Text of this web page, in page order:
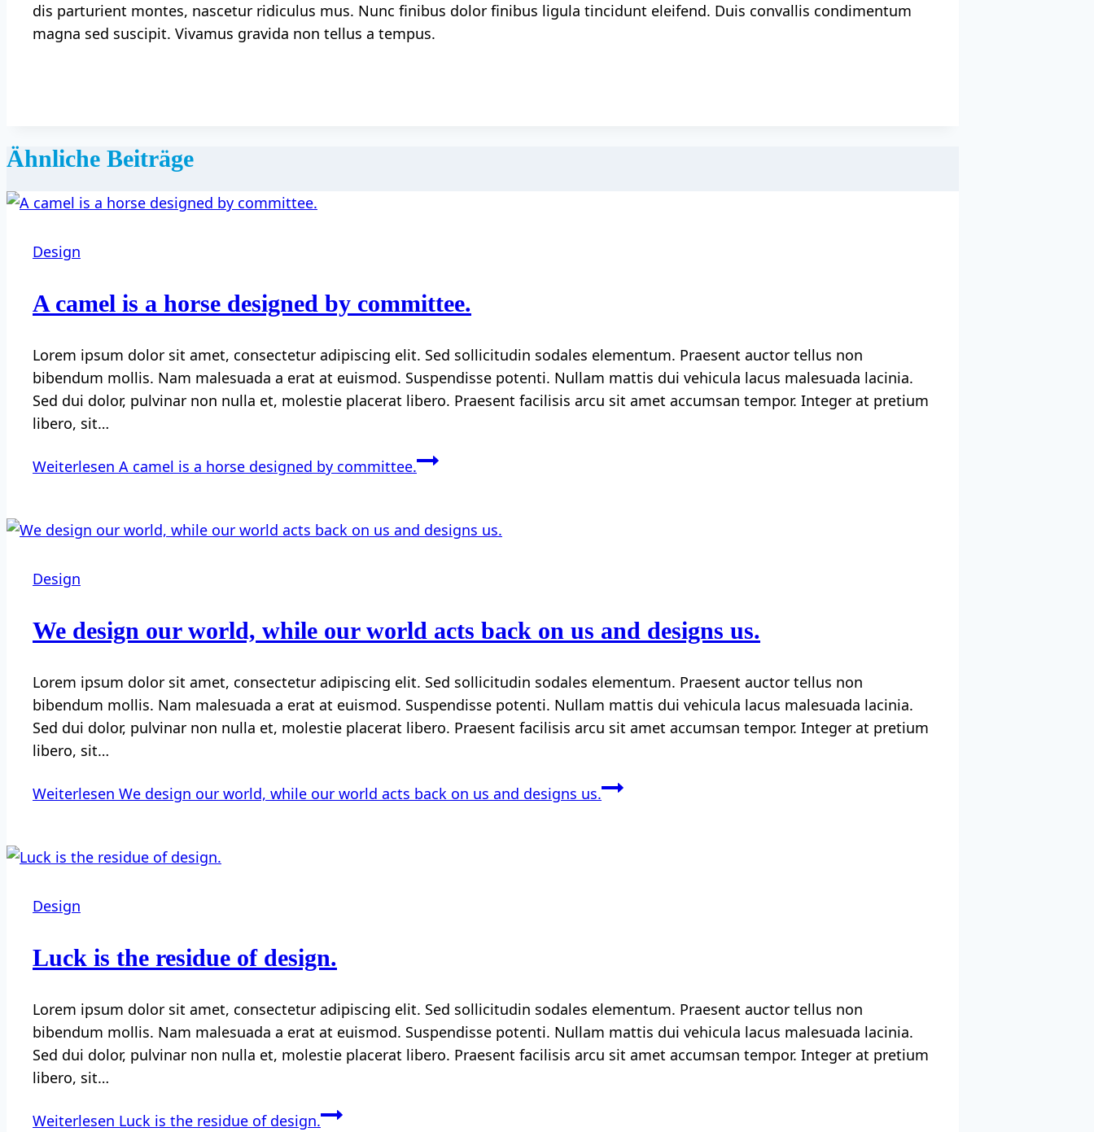
dis parturient montes, nascetur ridiculus mus. Nunc finibus dolor finibus ligula tincidunt eleifend. Duis convallis condimentum
magna sed suscipit. Vivamus gravida non tellus a tempus.
Ähnliche Beiträge
Design
A camel is a horse designed by committee.
Lorem ipsum dolor sit amet, consectetur adipiscing elit. Sed sollicitudin sodales elementum. Praesent auctor tellus non
bibendum mollis. Nam malesuada a erat at euismod. Suspendisse potenti. Nullam mattis dui vehicula lacus malesuada lacinia.
Sed dui dolor, pulvinar non nulla et, molestie placerat libero. Praesent facilisis arcu sit amet accumsan tempor. Integer at pretium
libero, sit…
Weiterlesen A camel is a horse designed by committee.
Design
We design our world, while our world acts back on us and designs us.
Lorem ipsum dolor sit amet, consectetur adipiscing elit. Sed sollicitudin sodales elementum. Praesent auctor tellus non
bibendum mollis. Nam malesuada a erat at euismod. Suspendisse potenti. Nullam mattis dui vehicula lacus malesuada lacinia.
Sed dui dolor, pulvinar non nulla et, molestie placerat libero. Praesent facilisis arcu sit amet accumsan tempor. Integer at pretium
libero, sit…
Weiterlesen We design our world, while our world acts back on us and designs us.
Design
Luck is the residue of design.
Lorem ipsum dolor sit amet, consectetur adipiscing elit. Sed sollicitudin sodales elementum. Praesent auctor tellus non
bibendum mollis. Nam malesuada a erat at euismod. Suspendisse potenti. Nullam mattis dui vehicula lacus malesuada lacinia.
Sed dui dolor, pulvinar non nulla et, molestie placerat libero. Praesent facilisis arcu sit amet accumsan tempor. Integer at pretium
libero, sit…
Weiterlesen Luck is the residue of design.